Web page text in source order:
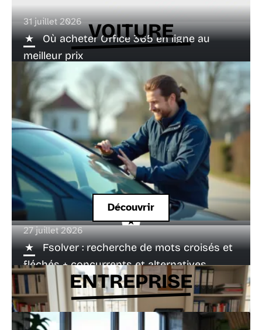
31 juillet 2026
Où acheter Office 365 en ligne au
meilleur prix
27 juillet 2026
Fsolver : recherche de mots croisés et
fléchés + concurrents et alternatives
VOITURE
Remplacement de pare-brise à Saint-Malo,
une intervention vraiment rapide ?
Découvrir
ENTREPRISE